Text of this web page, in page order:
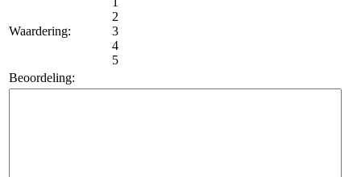
Waardering:
2
3
4
5
Beoordeling: